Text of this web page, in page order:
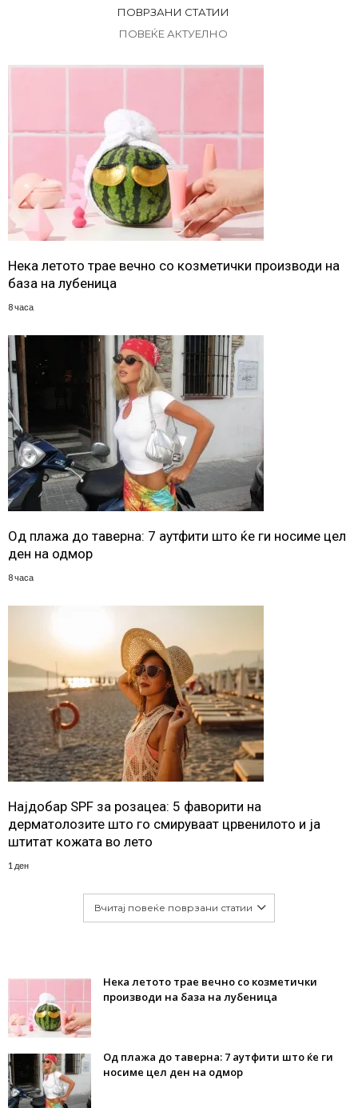
ПОВРЗАНИ СТАТИИ
ПОВЕЌЕ АКТУЕЛНО
Нека летото трае вечно со козметички производи на
база на лубеница
8 часа
Од плажа до таверна: 7 аутфити што ќе ги носиме цел
ден на одмор
8 часа
Најдобар SPF за розацеа: 5 фаворити на
дерматолозите што го смируваат црвенилото и ја
штитат кожата во лето
1 ден
Вчитај повеќе поврзани статии
Нека летото трае вечно со козметички
производи на база на лубеница
Од плажа до таверна: 7 аутфити што ќе ги
носиме цел ден на одмор